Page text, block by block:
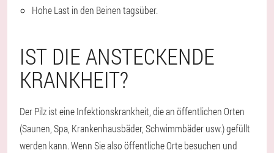
Hohe Last in den Beinen tagsüber.
IST DIE ANSTECKENDE
KRANKHEIT?
Der Pilz ist eine Infektionskrankheit, die an öffentlichen Orten
(Saunen, Spa, Krankenhausbäder, Schwimmbäder usw.) gefüllt
werden kann. Wenn Sie also öffentliche Orte besuchen und